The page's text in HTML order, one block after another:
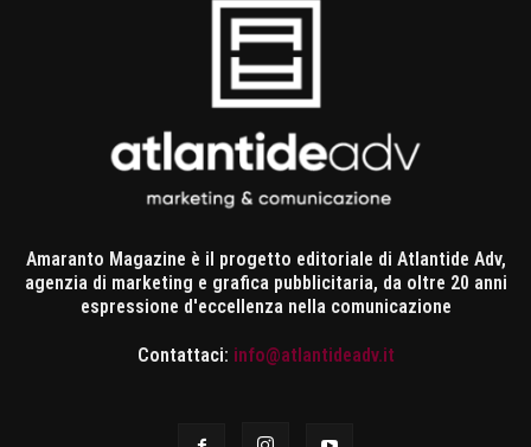
Amaranto Magazine è il progetto editoriale di Atlantide Adv,
agenzia di marketing e grafica pubblicitaria, da oltre 20 anni
espressione d'eccellenza nella comunicazione
Contattaci: info@atlantideadv.it